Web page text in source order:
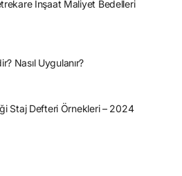
İnşaat Maliyet Bedelleri
Nasıl Uygulanır?
Staj Defteri Örnekleri – 2024